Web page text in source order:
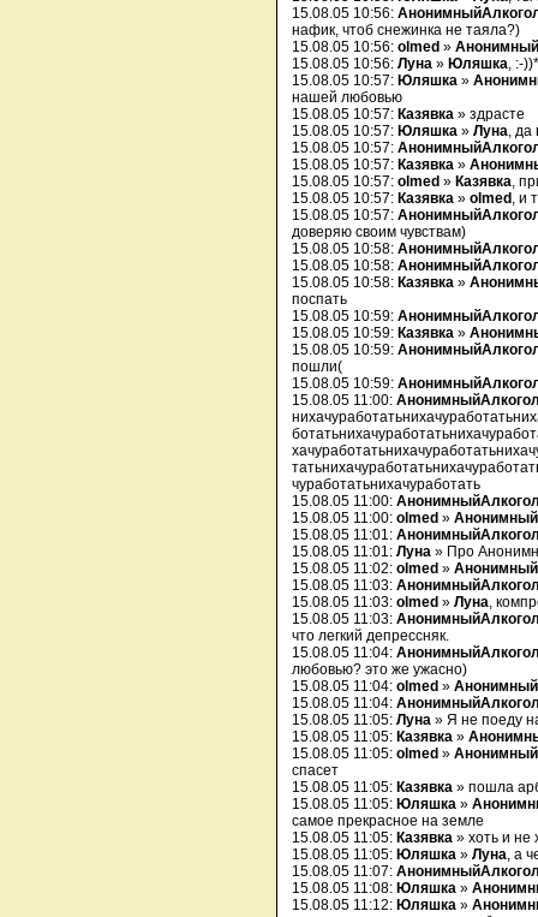
15.08.05 10:56:
нафик, чтоб снежинка не таяла?)
15.08.05 10:56: olmed »
15.08.05 10:56: Луна » Юляшка, :-))*
15.08.05 10:57: Юляшка »
нашей любовью
15.08.05 10:57: Казявка » здрасте
15.08.05 10:57: Юляшка » Луна, да
15.08.05 10:57:
15.08.05 10:57: Казявка »
15.08.05 10:57: olmed » Казявка,
15.08.05 10:57: Казявка » olmed , и
15.08.05 10:57:
доверяю своим чувствам)
15.08.05 10:58:
15.08.05 10:58:
15.08.05 10:58: Казявка »
поспать
15.08.05 10:59:
15.08.05 10:59: Казявка »
15.08.05 10:59:
пошли(
15.08.05 10:59:
15.08.05 11:00:
чуработатьнихачуработать
15.08.05 11:00:
15.08.05 11:00: olmed »
15.08.05 11:01:
15.08.05 11:01: Луна » Про
15.08.05 11:02: olmed »
15.08.05 11:03:
15.08.05 11:03: olmed » Луна,
15.08.05 11:03:
что легкий депрессняк.
15.08.05 11:04:
любовью? это же ужасно)
15.08.05 11:04: olmed »
15.08.05 11:04:
15.08.05 11:05: Луна » Я не поеду
15.08.05 11:05: Казявка »
15.08.05 11:05: olmed »
спасет
15.08.05 11:05: Казявка » пошла
15.08.05 11:05: Юляшка »
самое прекрасное на земле
15.08.05 11:05: Казявка » хоть и не
15.08.05 11:05: Юляшка » Луна, а
15.08.05 11:07:
15.08.05 11:08: Юляшка »
15.08.05 11:12: Юляшка »